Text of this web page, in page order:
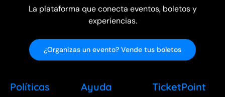
La plataforma que conecta eventos, boletos y
experiencias.
¿Organizas un evento? Vende tus boletos
Políticas Ayuda TicketPoint